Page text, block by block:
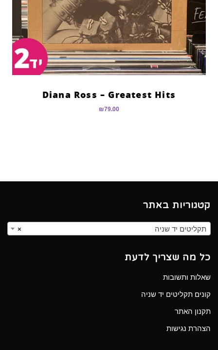
Diana Ross – Greatest Hits
₪79.00
קטגוריות באתר
× תקליטים יד שניה
כל מה שצריך לדעת
שאלות ותשובות
קונים תקליטים יד שניה
תקנון האתר
הצהרת נגישות